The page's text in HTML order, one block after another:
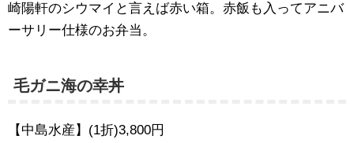
崎陽軒のシウマイと言えば赤い箱。赤飯も入ってアニバ
ーサリー仕様のお弁当。
毛ガニ海の幸丼
【中島水産】(1折)3,800円